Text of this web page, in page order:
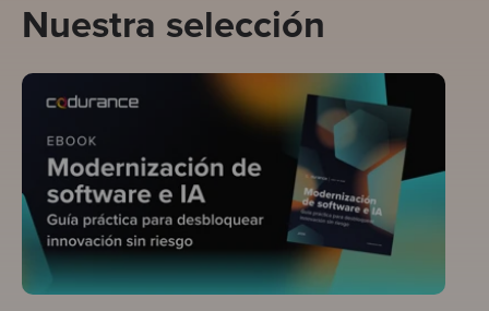
Nuestra selección